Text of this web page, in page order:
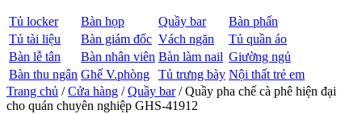
Tủ locker Bàn họp Quầy bar
Bàn phấn
Tủ tài liệu
Bàn giám đốc Vách ngăn
Tủ quần áo
Bàn lễ tân
Bàn nhân viên Bàn làm nail Giường ngủ
Bàn thu ngân Ghế V.phòng Tủ trưng bày Nội thất trẻ em
Trang chủ /Cửa hàng /Quầy bar/ Quầy pha chế cà phê hiện đại
cho quán chuyên nghiệp GHS-41912